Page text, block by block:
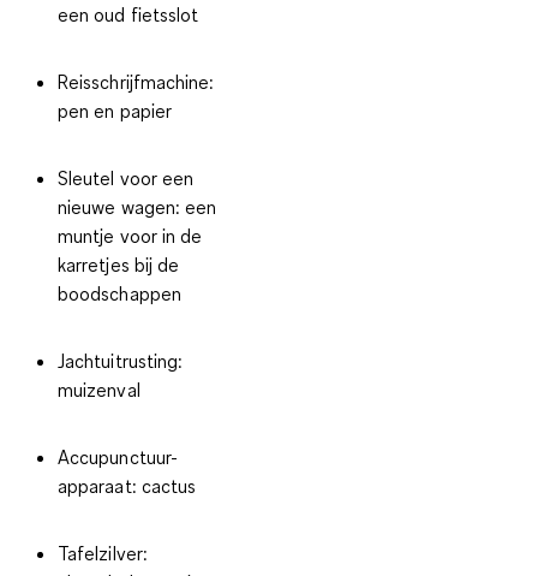
een oud fietsslot
Reisschrijfmachine:
pen en papier
Sleutel voor een
nieuwe wagen: een
muntje voor in de
karretjes bij de
boodschappen
Jachtuitrusting:
muizenval
Accupunctuur-
apparaat: cactus
Tafelzilver: